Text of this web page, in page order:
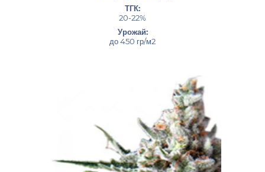
ТГК:
20-22%
Урожай:
до 450 гр/м2